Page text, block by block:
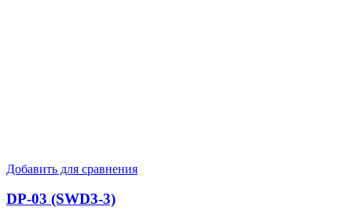
Добавить для сравнения
DP-03 (SWD3-3)